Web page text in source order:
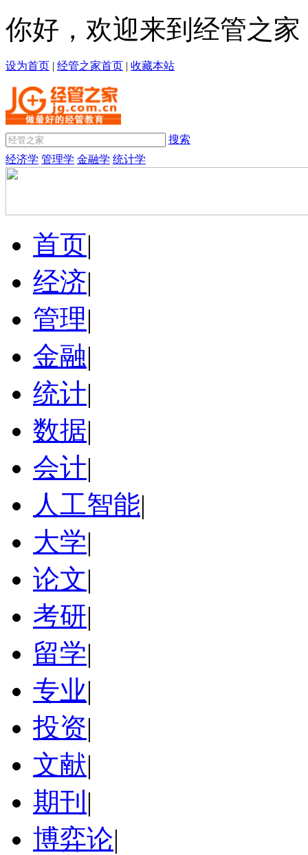
你好，欢迎来到经管之家
设为首页 | 经管之家首页 | 收藏本站
搜索
经济学 管理学 金融学 统计学
首页|
经济|
管理|
金融|
统计|
数据|
会计|
人工智能|
大学|
论文|
考研|
留学|
专业|
投资|
文献|
期刊 |
博弈论|